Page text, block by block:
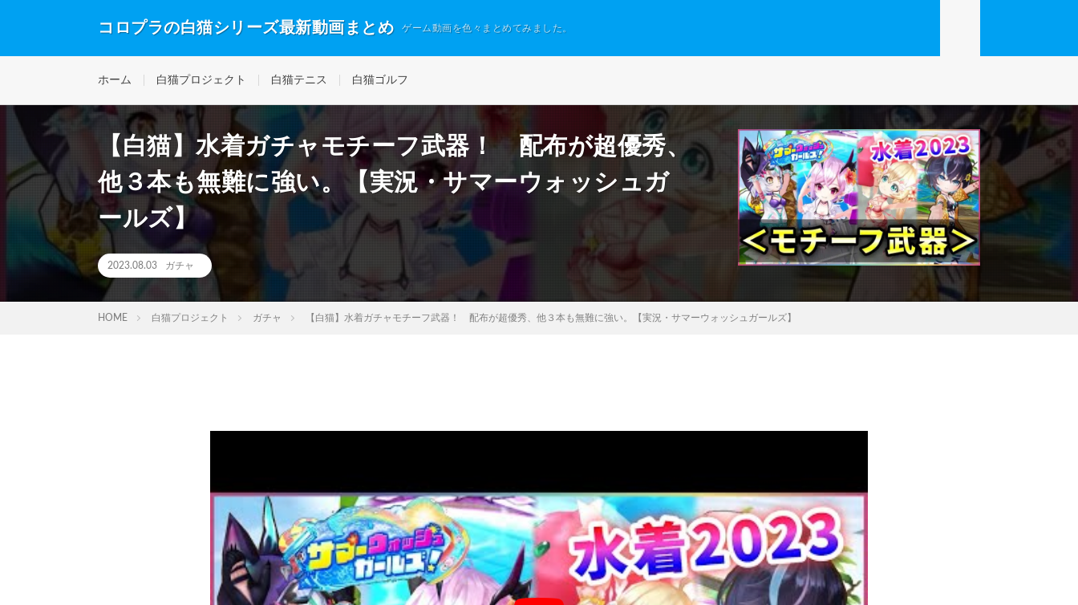
コロプラの白猫シリーズ最新動画まとめ ゲーム動画を色々まとめてみました。
ホーム 白猫プロジェクト 白猫テニス 白猫ゴルフ
【白猫】水着ガチャモチーフ武器！ 配布が超優秀、
他３本も無難に強い。【実況・サマーウォッシュガ
ールズ】
2023.08.03 ガチャ
HOME 白猫プロジェクト ガチャ 【白猫】水着ガチャモチーフ武器！ 配布が超優秀、他３本も無難に強い。【実況・サマーウォッシュガールズ】